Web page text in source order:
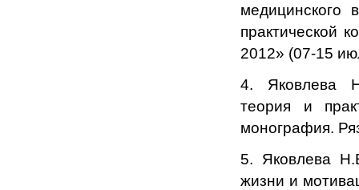
практической
2012» (07-15
4. Яковлева
теория и
монография.
5. Яковлева
жизни и